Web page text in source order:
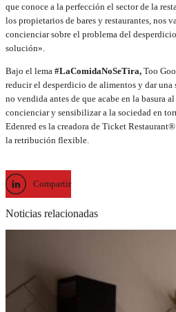
que conoce a la perfección el sector de la
los propietarios de bares y restaurantes, nos
concienciar sobre el problema del
solución».
Bajo el lema #LaComidaNoSeTira, Too
reducir el desperdicio de alimentos y dar
no vendida antes de que acabe en la basura
concienciar y sensibilizar a la sociedad en
Edenred es la creadora de Ticket
la retribución flexible.
Compartir
Noticias relacionadas